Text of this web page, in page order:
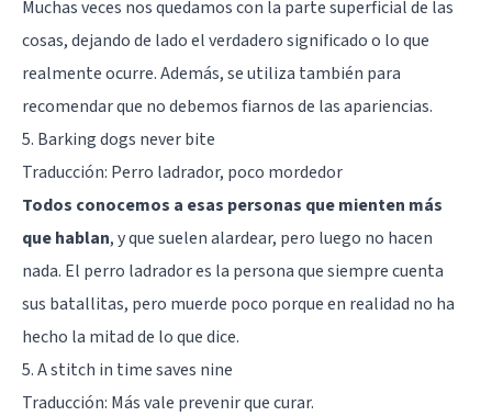
Muchas veces nos quedamos con la parte superficial de las
cosas, dejando de lado el verdadero significado o lo que
realmente ocurre. Además, se utiliza también para
recomendar que no debemos fiarnos de las apariencias.
5. Barking dogs never bite
Traducción: Perro ladrador, poco mordedor
Todos conocemos a esas personas que mienten más
que hablan, y que suelen alardear, pero luego no hacen
nada. El perro ladrador es la persona que siempre cuenta
sus batallitas, pero muerde poco porque en realidad no ha
hecho la mitad de lo que dice.
5. A stitch in time saves nine
Traducción: Más vale prevenir que curar.